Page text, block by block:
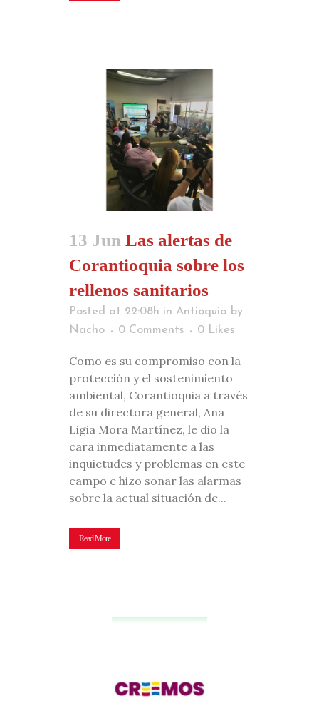
13 Jun Las alertas de
Corantioquia sobre los
rellenos sanitarios
Posted at 22:08h in Antioquia by
Nacho
0 Comments 0 Likes
Como es su compromiso con la
protección y el sostenimiento
ambiental, Corantioquia a través
de su directora general, Ana
Ligia Mora Martínez, le dio la
cara inmediatamente a las
inquietudes y problemas en este
campo e hizo sonar las alarmas
sobre la actual situación de...
Read More